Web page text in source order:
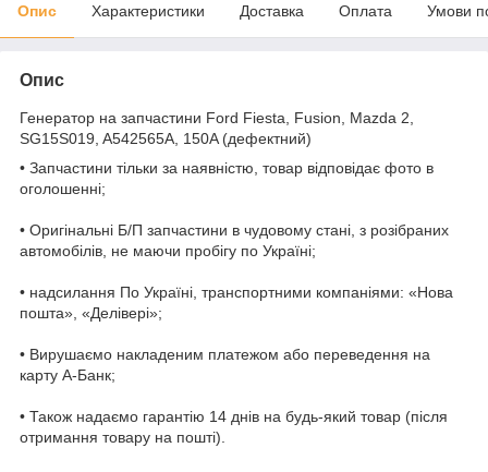
Опис Характеристики Доставка Оплата Умови
Опис
Генератор на запчастини Ford Fiesta, Fusion, Mazda 2,
SG15S019, A542565A, 150A (дефектний)
• Запчастини тільки за наявністю, товар відповідає фото в
оголошенні;
• Оригінальні Б/П запчастини в чудовому стані, з розібраних
автомобілів, не маючи пробігу по Україні;
• надсилання По Україні, транспортними компаніями: «Нова
пошта», «Делівері»;
• Вирушаємо накладеним платежом або переведення на
карту А-Банк;
• Також надаємо гарантію 14 днів на будь-який товар (після
отримання товару на пошті).